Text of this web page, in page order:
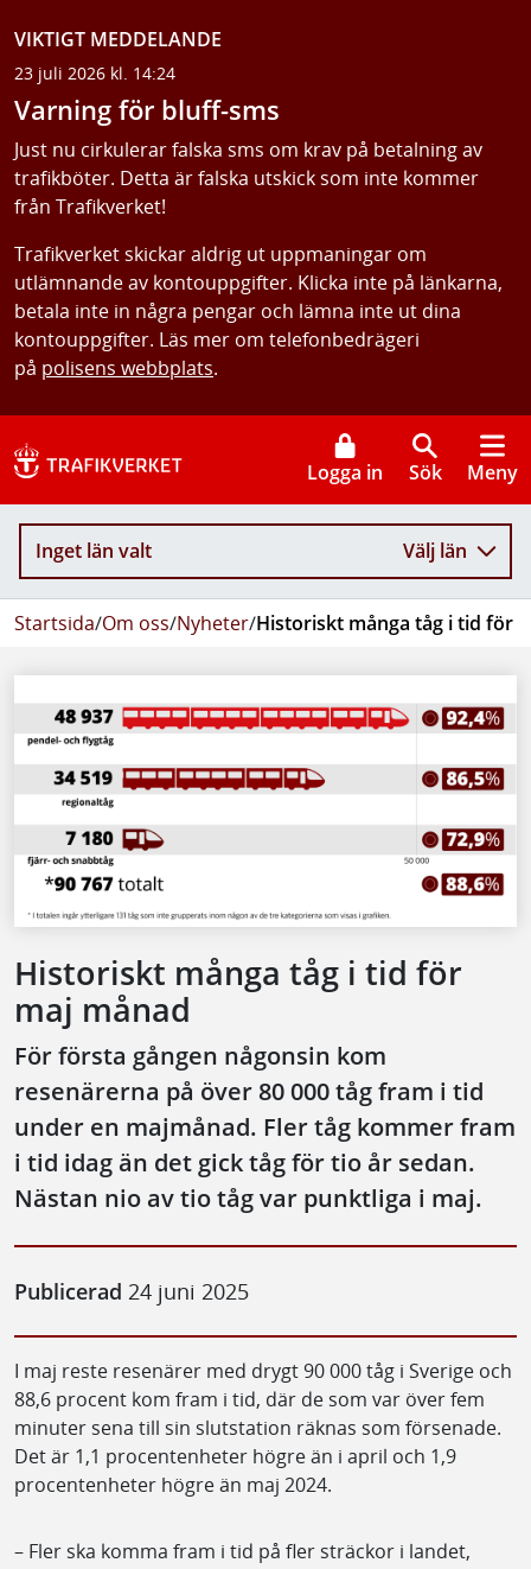
VIKTIGT MEDDELANDE
23 juli 2026 kl. 14:24
Varning för bluff-sms
Just nu cirkulerar falska sms om krav på betalning av
trafikböter. Detta är falska utskick som inte kommer
från Trafikverket!
Trafikverket skickar aldrig ut uppmaningar om
utlämnande av kontouppgifter. Klicka inte på länkarna,
betala inte in några pengar och lämna inte ut dina
kontouppgifter. Läs mer om telefonbedrägeri
på polisens webbplats.
Logga in Sök Meny
Inget län valt Välj län
Startsida/Om oss/Nyheter/Historiskt många tåg i tid för
Historiskt många tåg i tid för
maj månad
För första gången någonsin kom
resenärerna på över 80 000 tåg fram i tid
under en majmånad. Fler tåg kommer fram
i tid idag än det gick tåg för tio år sedan.
Nästan nio av tio tåg var punktliga i maj.
Publicerad 24 juni 2025
I maj reste resenärer med drygt 90 000 tåg i Sverige och
88,6 procent kom fram i tid, där de som var över fem
minuter sena till sin slutstation räknas som försenade.
Det är 1,1 procentenheter högre än i april och 1,9
procentenheter högre än maj 2024.
– Fler ska komma fram i tid på fler sträckor i landet,